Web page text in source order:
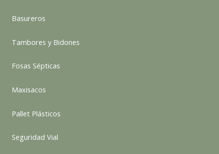
Basureros
Tambores y Bidones
Fosas Sépticas
Maxisacos
Pallet Plásticos
Seguridad Vial